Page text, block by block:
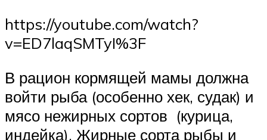
https://youtube.com/watch?
v=ED7laqSMTyI%3F
В рацион кормящей мамы должна
войти рыба (особенно хек, судак) и
мясо нежирных сортов (курица,
индейка). Жирные сорта рыбы и